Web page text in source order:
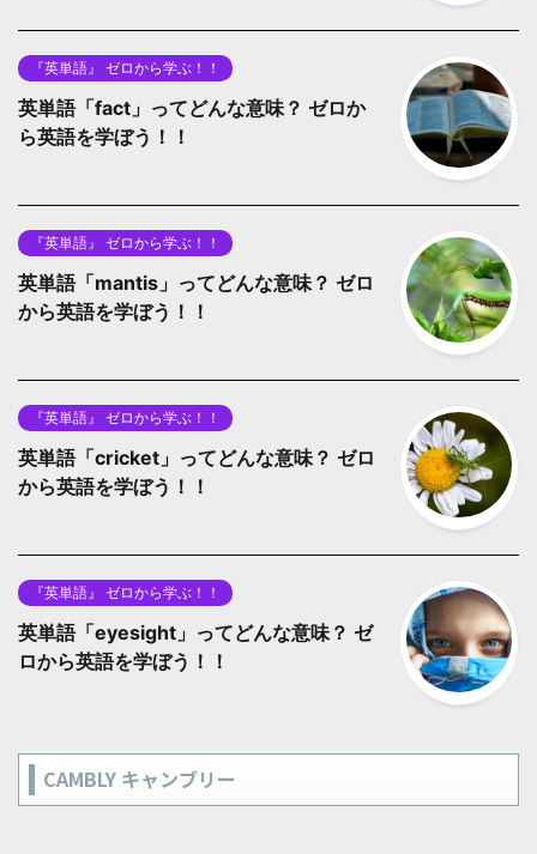
『英単語』 ゼロから学ぶ！！
英単語「fact」ってどんな意味？ ゼロか
ら英語を学ぼう！！
『英単語』 ゼロから学ぶ！！
英単語「mantis」ってどんな意味？ ゼロ
から英語を学ぼう！！
『英単語』 ゼロから学ぶ！！
英単語「cricket」ってどんな意味？ ゼロ
から英語を学ぼう！！
『英単語』 ゼロから学ぶ！！
英単語「eyesight」ってどんな意味？ ゼ
ロから英語を学ぼう！！
CAMBLY キャンブリー